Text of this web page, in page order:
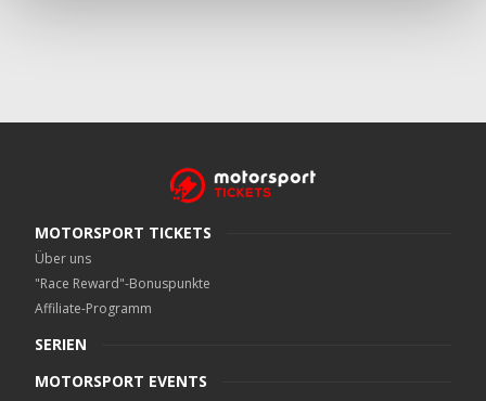
MOTORSPORT TICKETS
Über uns
"Race Reward"-Bonuspunkte
Affiliate-Programm
SERIEN
MOTORSPORT EVENTS